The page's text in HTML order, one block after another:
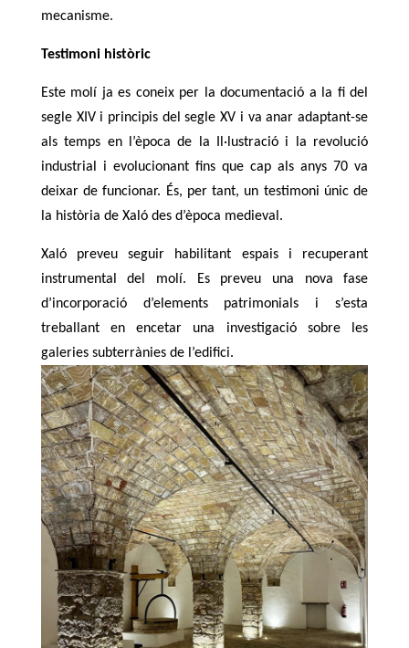
mecanisme.
Testimoni històric
Este molí ja es coneix per la documentació a la fi del
segle XIV i principis del segle XV i va anar adaptant-se
als temps en l’època de la Il·lustració i la revolució
industrial i evolucionant fins que cap als anys 70 va
deixar de funcionar. És, per tant, un testimoni únic de
la història de Xaló des d’època medieval.
Xaló preveu seguir habilitant espais i recuperant
instrumental del molí. Es preveu una nova fase
d’incorporació d’elements patrimonials i s’esta
treballant en encetar una investigació sobre les
galeries subterrànies de l’edifici.